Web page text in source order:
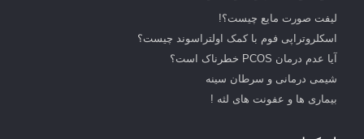
لیفت صورت مایع چیست؟!
اسکلروتراپی فوم با کمک اولتراسوند چیست؟
آیا عدم درمان PCOS خطرناک است؟
شیمی درمانی و سرطان سینه
بیماری ها و عفونت های لثه !